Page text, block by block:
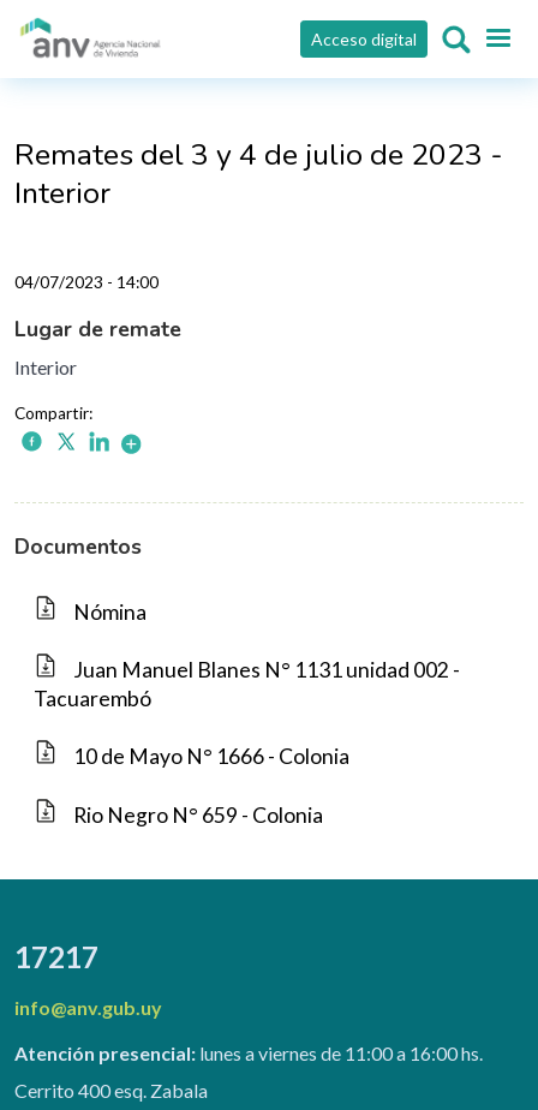
Pasar al contenido principal
Acceso digital
Remates del 3 y 4 de julio de 2023 -
Interior
04/07/2023 - 14:00
Lugar de remate
Interior
Documentos
Nómina
Juan Manuel Blanes N° 1131 unidad 002 -
Tacuarembó
10 de Mayo N° 1666 - Colonia
Rio Negro N° 659 - Colonia
17217
info@anv.gub.uy
Atención presencial: lunes a viernes de 11:00 a 16:00 hs.
Cerrito 400 esq. Zabala